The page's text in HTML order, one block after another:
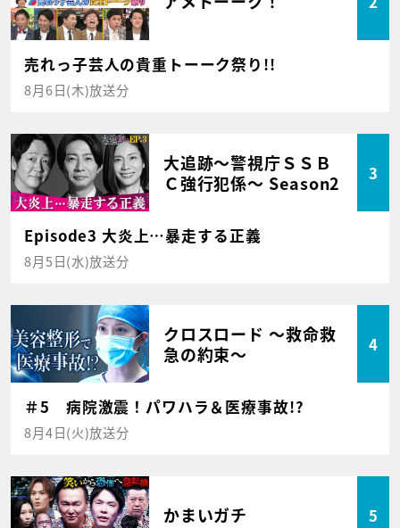
売れっ子芸人の貴重トーーク祭り!!
8月6日(木)放送分
大追跡～警視庁ＳＳＢ
Ｃ強行犯係～ Season2
3
Episode3 大炎上…暴走する正義
8月5日(水)放送分
クロスロード ～救命救
急の約束～
4
＃5 病院激震！パワハラ＆医療事故!?
8月4日(火)放送分
かまいガチ 5